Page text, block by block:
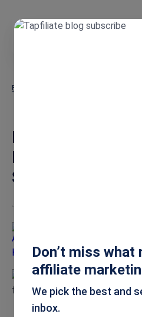
Blog
Referral-
Der ultimative
Schritt-Leitfaden
Jan 15, 2026
Don’t miss
affiliate
We pick the best and
inbox.